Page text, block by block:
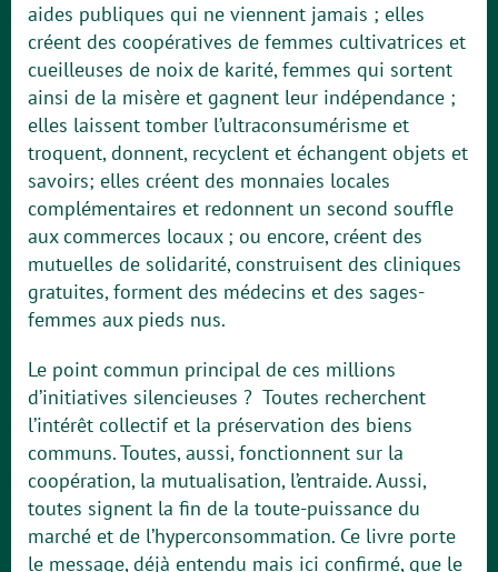
aides publiques qui ne viennent jamais ; elles
créent des coopératives de femmes cultivatrices et
cueilleuses de noix de karité, femmes qui sortent
ainsi de la misère et gagnent leur indépendance ;
elles laissent tomber l’ultraconsumérisme et
troquent, donnent, recyclent et échangent objets et
savoirs; elles créent des monnaies locales
complémentaires et redonnent un second souffle
aux commerces locaux ; ou encore, créent des
mutuelles de solidarité, construisent des cliniques
gratuites, forment des médecins et des sages-
femmes aux pieds nus.
Le point commun principal de ces millions
d’initiatives silencieuses ? Toutes recherchent
l’intérêt collectif et la préservation des biens
communs. Toutes, aussi, fonctionnent sur la
coopération, la mutualisation, l’entraide. Aussi,
toutes signent la fin de la toute-puissance du
marché et de l’hyperconsommation. Ce livre porte
le message, déjà entendu mais ici confirmé, que le